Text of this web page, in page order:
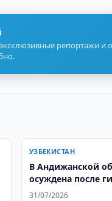
репортажи и
УЗБЕКИСТАН
В Андижанской
осуждена после
ДТП
31/07/2026